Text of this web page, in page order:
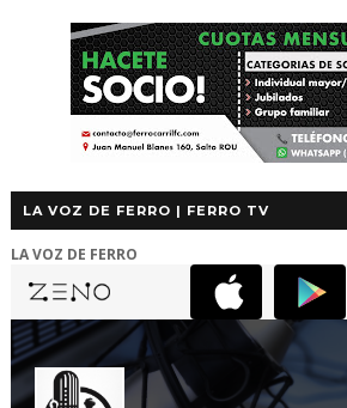
LA VOZ DE FERRO | FERRO TV
LA VOZ DE FERRO